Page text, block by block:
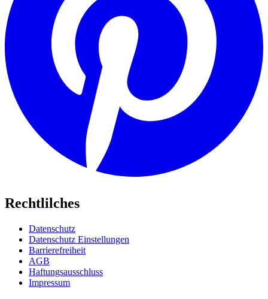
Rechtlilches
Datenschutz
Datenschutz Einstellungen
Barrierefreiheit
AGB
Haftungsausschluss
Impressum